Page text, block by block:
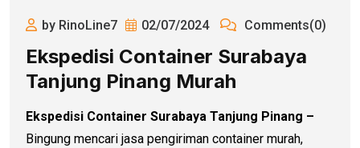
by RinoLine7 02/07/2024 Comments(0)
Ekspedisi Container Surabaya
Tanjung Pinang Murah
Ekspedisi Container Surabaya Tanjung Pinang –
Bingung mencari jasa pengiriman container murah,